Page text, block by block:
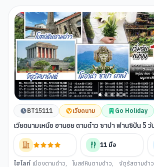
BT15111 เวียดนาม Go Holiday
เวียดนามเหนือ ฮานอย ตามด๋าว ซาปา ฟานซิปัน 5 วัน 4 คืน เที่ยว
เวียดนาม..ฟีลยุโรป..ท่ามกลางสายหมอก โดยสายการบิน VietJet Air
(VJ)
11 มื้อ
ไฮไลท์ เมืองตามด๋าว, โบสถ์หินตามด๋าว, จัตุรัสตามด๋าว